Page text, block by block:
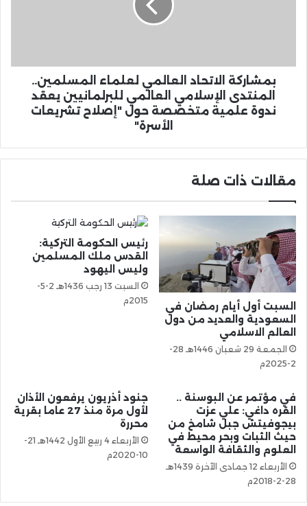
بمشاركة الاتحاد العالمي لعلماء المسلمين..
المنتدى الإسلامي العالمي للبرلمانيين يعقد
ندوة علمية متخصصة حول "إصلاح تشريعات
الأسرة"
مقالات ذات صلة
السبت أول أيام رمضان في
السعودية والعديد من دول
العالم الاسلامي
الجمعة 29 شعبان 1446هـ 28-
2-2025م
رئيس الحكومة التركية:
القدس ملك المسلمين
وليس اليهود
السبت 13 رجب 1436هـ 2-5-
2015م
في مؤتمر عن البوسنة ..
القره داغي: علي عزت
بيجوفيتش جبل شامخ من
حيث الثبات وبحر محيط في
العلوم والثقافة الواسعة
الأربعاء 12 جمادى الآخرة 1439هـ
28-2-2018م
جنود أذريون يرفعون الأذان
لأول مرة منذ 27 عاما بقرية
محررة
الأربعاء 4 ربيع الأول 1442هـ 21-
10-2020م